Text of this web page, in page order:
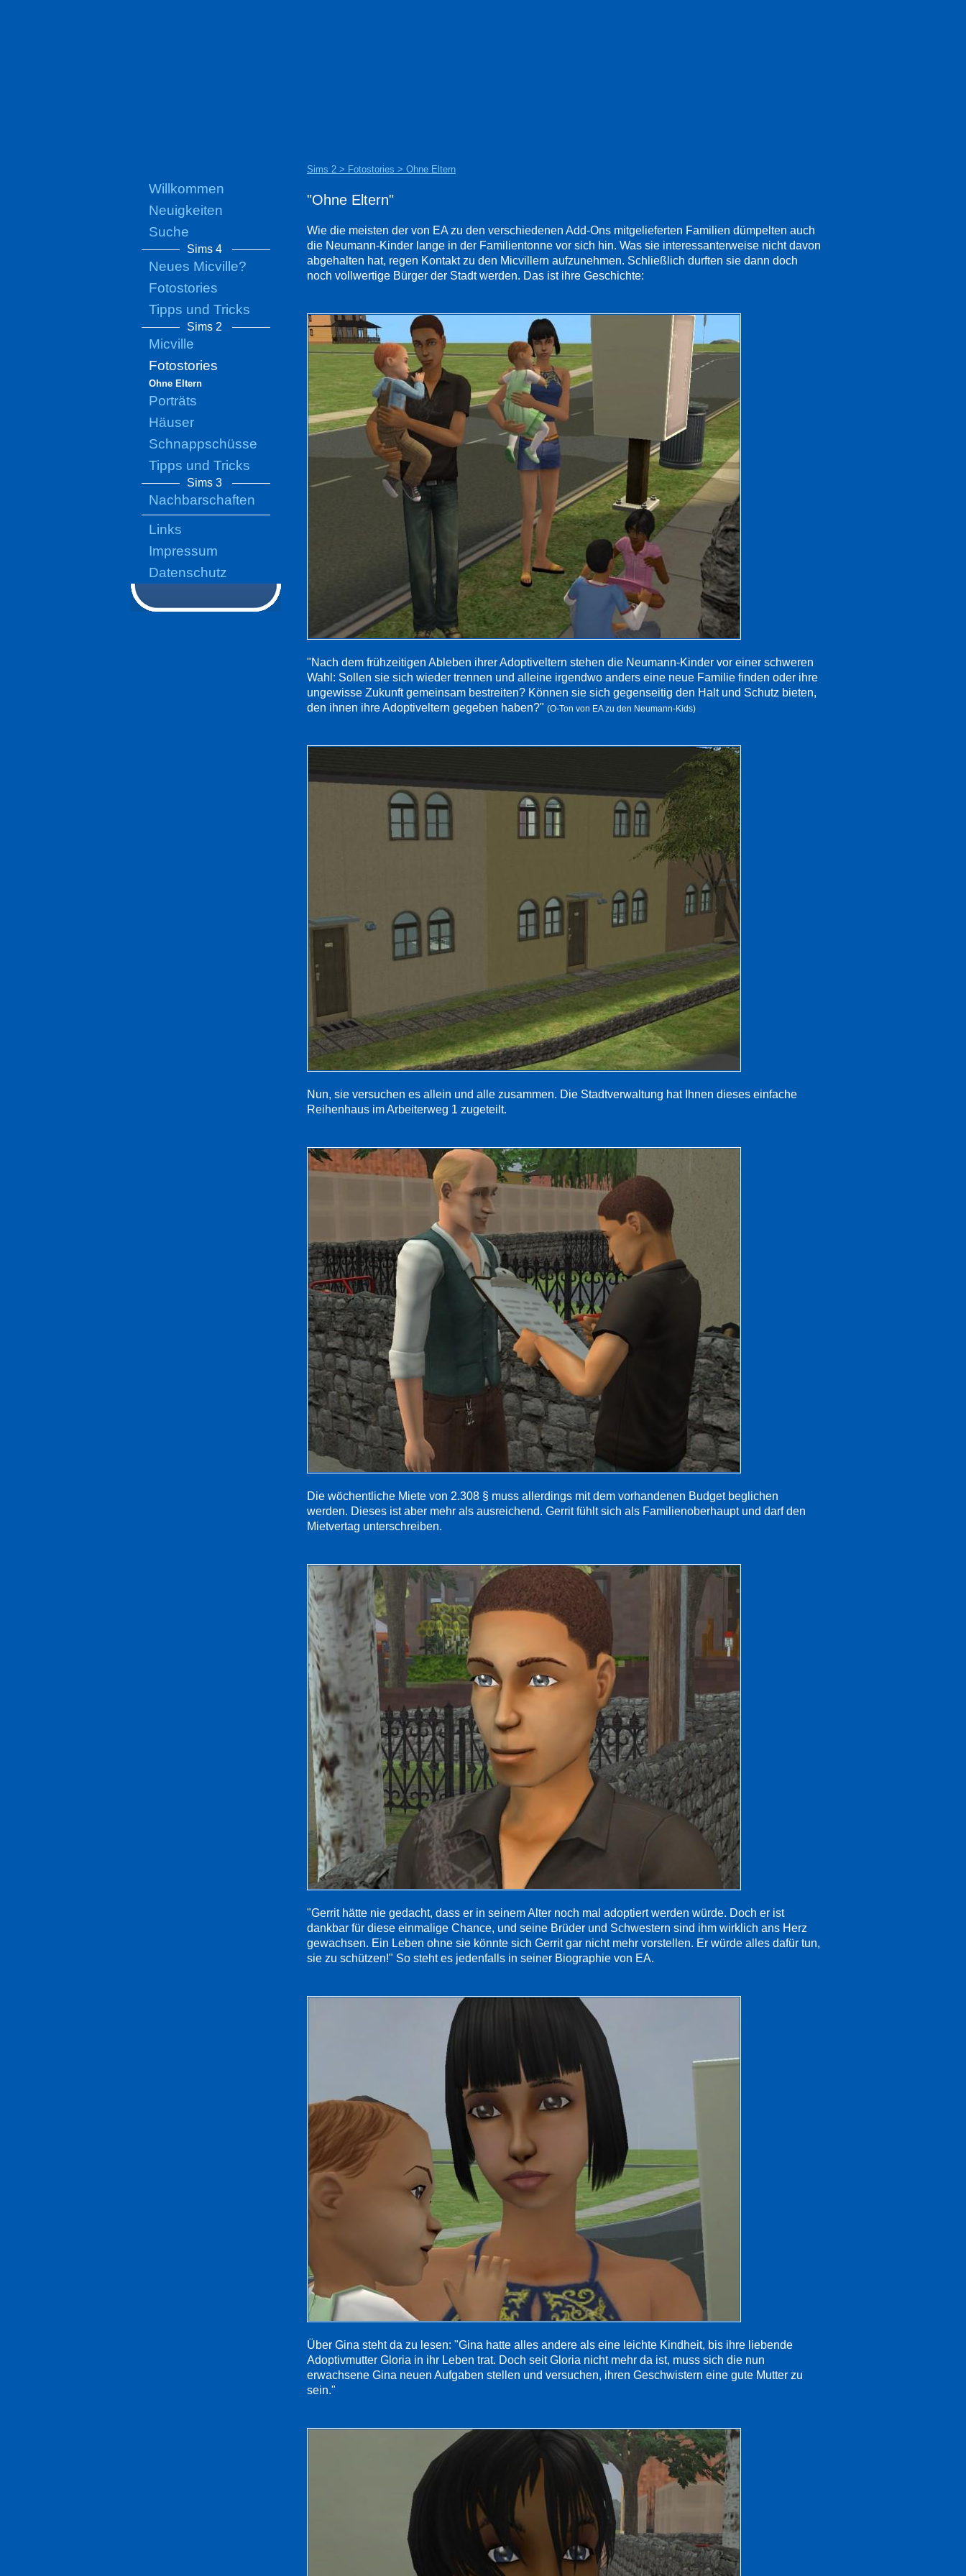
Sims 2 > Fotostories > Ohne Eltern
Willkommen
Neuigkeiten
Suche
Sims 4
Neues Micville?
Fotostories
Tipps und Tricks
Sims 2
Micville
Fotostories
Ohne Eltern
Porträts
Häuser
Schnappschüsse
Tipps und Tricks
Sims 3
Nachbarschaften
Links
Impressum
Datenschutz
"Ohne Eltern"
Wie die meisten der von EA zu den verschiedenen Add-Ons mitgelieferten Familien dümpelten auch
die Neumann-Kinder lange in der Familientonne vor sich hin. Was sie interessanterweise nicht davon
abgehalten hat, regen Kontakt zu den Micvillern aufzunehmen. Schließlich durften sie dann doch
noch vollwertige Bürger der Stadt werden. Das ist ihre Geschichte:
"Nach dem frühzeitigen Ableben ihrer Adoptiveltern stehen die Neumann-Kinder vor einer schweren
Wahl: Sollen sie sich wieder trennen und alleine irgendwo anders eine neue Familie finden oder ihre
ungewisse Zukunft gemeinsam bestreiten? Können sie sich gegenseitig den Halt und Schutz bieten,
den ihnen ihre Adoptiveltern gegeben haben?" (O-Ton von EA zu den Neumann-Kids)
Nun, sie versuchen es allein und alle zusammen. Die Stadtverwaltung hat Ihnen dieses einfache
Reihenhaus im Arbeiterweg 1 zugeteilt.
Die wöchentliche Miete von 2.308 § muss allerdings mit dem vorhandenen Budget beglichen
werden. Dieses ist aber mehr als ausreichend. Gerrit fühlt sich als Familienoberhaupt und darf den
Mietvertag unterschreiben.
"Gerrit hätte nie gedacht, dass er in seinem Alter noch mal adoptiert werden würde. Doch er ist
dankbar für diese einmalige Chance, und seine Brüder und Schwestern sind ihm wirklich ans Herz
gewachsen. Ein Leben ohne sie könnte sich Gerrit gar nicht mehr vorstellen. Er würde alles dafür tun,
sie zu schützen!" So steht es jedenfalls in seiner Biographie von EA.
Über Gina steht da zu lesen: "Gina hatte alles andere als eine leichte Kindheit, bis ihre liebende
Adoptivmutter Gloria in ihr Leben trat. Doch seit Gloria nicht mehr da ist, muss sich die nun
erwachsene Gina neuen Aufgaben stellen und versuchen, ihren Geschwistern eine gute Mutter zu
sein."